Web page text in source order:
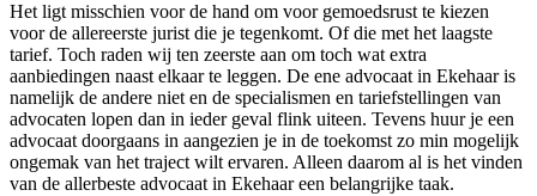
Het ligt misschien voor de hand om voor gemoedsrust te kiezen
voor de allereerste jurist die je tegenkomt. Of die met het laagste
tarief. Toch raden wij ten zeerste aan om toch wat extra
aanbiedingen naast elkaar te leggen. De ene advocaat in Ekehaar is
namelijk de andere niet en de specialismen en tariefstellingen van
advocaten lopen dan in ieder geval flink uiteen. Tevens huur je een
advocaat doorgaans in aangezien je in de toekomst zo min mogelijk
ongemak van het traject wilt ervaren. Alleen daarom al is het vinden
van de allerbeste advocaat in Ekehaar een belangrijke taak.